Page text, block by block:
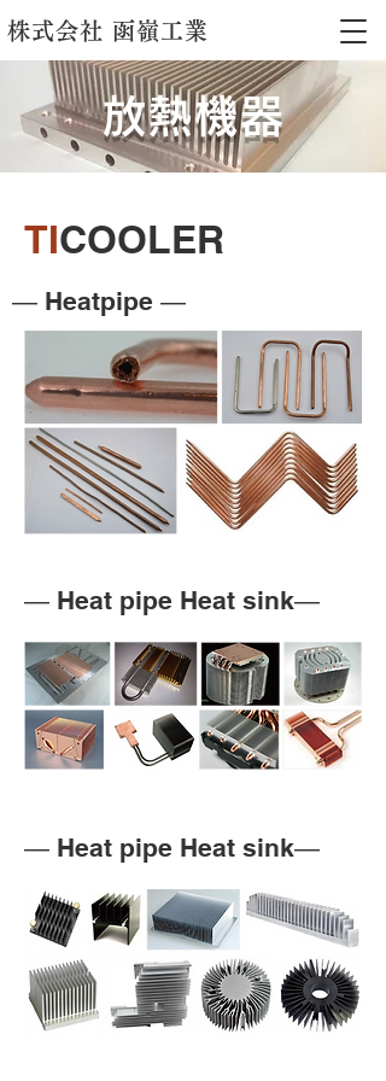
株式会社 函嶺工業
放熱機器
TICOOLER
― Heatpipe ―
― Heat pipe Heat sink―
― Heat pipe Heat sink―